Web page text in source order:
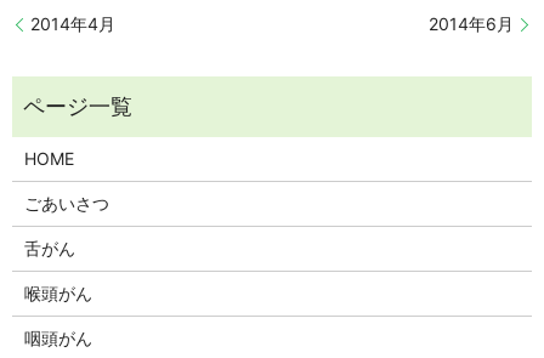
2014年4月 2014年6月
HOME
ごあいさつ
舌がん
喉頭がん
咽頭がん